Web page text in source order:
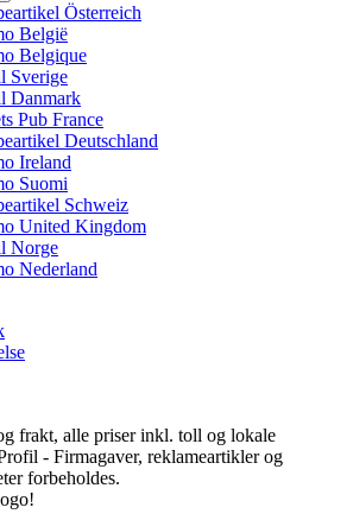
Österreich
België
Belgique
Sverige
Danmark
Pub France
Deutschland
Ireland
Suomi
Schweiz
United Kingdom
Norge
Nederland
frakt, alle priser inkl. toll og lokale
- Firmagaver, reklameartikler og
forbeholdes.